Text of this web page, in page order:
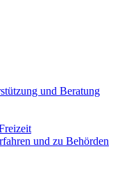
und Beratung
und zu Behörden